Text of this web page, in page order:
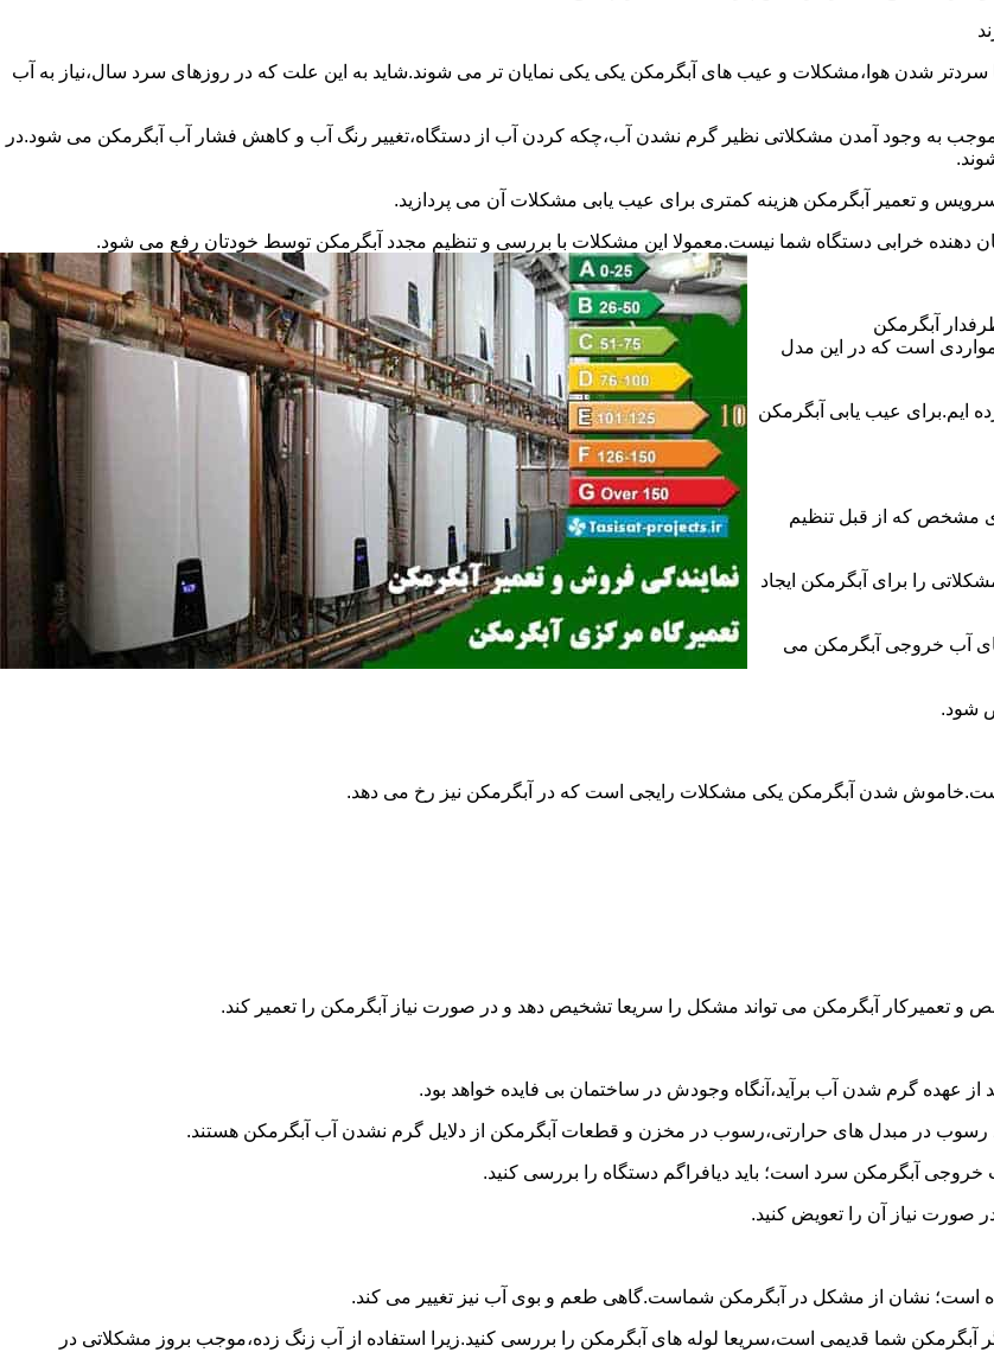
سردتر شدن هوا،مشکلات و عیب های آبگرمکن یکی یکی نمایان تر می شوند.شاید به این علت که در روزهای سرد سال،نیاز به آب
به وجود آمدن مشکلاتی نظیر گرم نشدن آب،چکه کردن آب از دستگاه،تغییر رنگ آب و کاهش فشار آب آبگرمکن می شود.در
و تعمیر آبگرمکن هزینه کمتری برای عیب یابی مشکلات آن می پردازید.
دهنده خرابی دستگاه شما نیست.معمولا این مشکلات با بررسی و تنظیم مجدد آبگرمکن توسط خودتان رفع می شود.
آبگرمکن
است که در این مدل
ایم.برای عیب یابی آبگرمکن
مشخص که از قبل تنظیم
را برای آبگرمکن ایجاد
آب خروجی آبگرمکن می
شود.
شدن آبگرمکن یکی مشکلات رایجی است که در آبگرمکن نیز رخ می دهد.
و تعمیرکار آبگرمکن می تواند مشکل را سریعا تشخیص دهد و در صورت نیاز آبگرمکن را تعمیر کند.
از عهده گرم شدن آب برآید،آنگاه وجودش در ساختمان بی فایده خواهد بود.
رسوب در مبدل های حرارتی،رسوب در مخزن و قطعات آبگرمکن از دلایل گرم نشدن آب آبگرمکن هستند.
آبگرمکن سرد است؛ باید دیافراگم دستگاه را بررسی کنید.
صورت نیاز آن را تعویض کنید.
است؛ نشان از مشکل در آبگرمکن شماست.گاهی طعم و بوی آب نیز تغییر می کند.
شما قدیمی است،سریعا لوله های آبگرمکن را بررسی کنید.زیرا استفاده از آب زنگ زده،موجب بروز مشکلاتی در